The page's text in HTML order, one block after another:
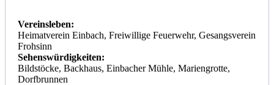
Vereinsleben:
Heimatverein Einbach, Freiwillige Feuerwehr, Gesangsverein
Frohsinn
Sehenswürdigkeiten:
Bildstöcke, Backhaus, Einbacher Mühle, Mariengrotte,
Dorfbrunnen